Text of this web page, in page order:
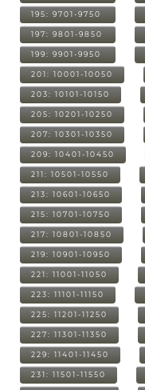
195: 9701-9750
197: 9801-9850
199: 9901-9950
201: 10001-10050
203: 10101-10150
205: 10201-10250
207: 10301-10350
209: 10401-10450
211: 10501-10550
213: 10601-10650
215: 10701-10750
217: 10801-10850
219: 10901-10950
221: 11001-11050
223: 11101-11150
225: 11201-11250
227: 11301-11350
229: 11401-11450
231: 11501-11550